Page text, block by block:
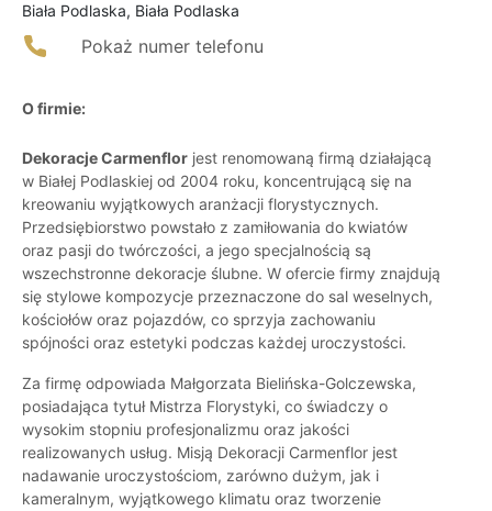
Biała Podlaska, Biała Podlaska
Pokaż numer telefonu
O firmie:
Dekoracje Carmenflor jest renomowaną firmą działającą
w Białej Podlaskiej od 2004 roku, koncentrującą się na
kreowaniu wyjątkowych aranżacji florystycznych.
Przedsiębiorstwo powstało z zamiłowania do kwiatów
oraz pasji do twórczości, a jego specjalnością są
wszechstronne dekoracje ślubne. W ofercie firmy znajdują
się stylowe kompozycje przeznaczone do sal weselnych,
kościołów oraz pojazdów, co sprzyja zachowaniu
spójności oraz estetyki podczas każdej uroczystości.
Za firmę odpowiada Małgorzata Bielińska-Golczewska,
posiadająca tytuł Mistrza Florystyki, co świadczy o
wysokim stopniu profesjonalizmu oraz jakości
realizowanych usług. Misją Dekoracji Carmenflor jest
nadawanie uroczystościom, zarówno dużym, jak i
kameralnym, wyjątkowego klimatu oraz tworzenie